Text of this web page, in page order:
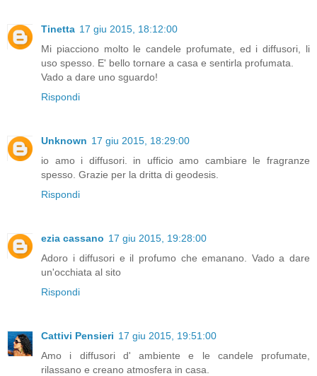
Tinetta 17 giu 2015, 18:12:00
Mi piacciono molto le candele profumate, ed i diffusori, li
uso spesso. E' bello tornare a casa e sentirla profumata.
Vado a dare uno sguardo!
Rispondi
Unknown 17 giu 2015, 18:29:00
io amo i diffusori. in ufficio amo cambiare le fragranze
spesso. Grazie per la dritta di geodesis.
Rispondi
ezia cassano 17 giu 2015, 19:28:00
Adoro i diffusori e il profumo che emanano. Vado a dare
un'occhiata al sito
Rispondi
Cattivi Pensieri 17 giu 2015, 19:51:00
Amo i diffusori d' ambiente e le candele profumate,
rilassano e creano atmosfera in casa.